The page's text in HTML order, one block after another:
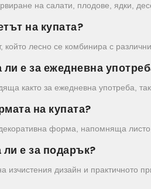
на салати, плодове, ядки,
на купата?
който лесно се комбинира с
е за ежедневна
както за ежедневна употреба,
на купата?
форма, напомняща
е за подарък?
изчистения дизайн и практичното